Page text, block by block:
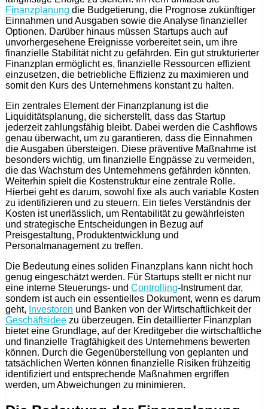
Finanzplanung die Budgetierung, die Prognose zukünftiger
Einnahmen und Ausgaben sowie die Analyse finanzieller
Optionen. Darüber hinaus müssen Startups auch auf
unvorhergesehene Ereignisse vorbereitet sein, um ihre
finanzielle Stabilität nicht zu gefährden. Ein gut strukturierter
Finanzplan ermöglicht es, finanzielle Ressourcen effizient
einzusetzen, die betriebliche Effizienz zu maximieren und
somit den Kurs des Unternehmens konstant zu halten.
Ein zentrales Element der Finanzplanung ist die
Liquiditätsplanung, die sicherstellt, dass das Startup
jederzeit zahlungsfähig bleibt. Dabei werden die Cashflows
genau überwacht, um zu garantieren, dass die Einnahmen
die Ausgaben übersteigen. Diese präventive Maßnahme ist
besonders wichtig, um finanzielle Engpässe zu vermeiden,
die das Wachstum des Unternehmens gefährden könnten.
Weiterhin spielt die Kostenstruktur eine zentrale Rolle.
Hierbei geht es darum, sowohl fixe als auch variable Kosten
zu identifizieren und zu steuern. Ein tiefes Verständnis der
Kosten ist unerlässlich, um Rentabilität zu gewährleisten
und strategische Entscheidungen in Bezug auf
Preisgestaltung, Produktentwicklung und
Personalmanagement zu treffen.
Die Bedeutung eines soliden Finanzplans kann nicht hoch
genug eingeschätzt werden. Für Startups stellt er nicht nur
eine interne Steuerungs- und Controlling-Instrument dar,
sondern ist auch ein essentielles Dokument, wenn es darum
geht, Investoren und Banken von der Wirtschaftlichkeit der
Geschäftsidee zu überzeugen. Ein detaillierter Finanzplan
bietet eine Grundlage, auf der Kreditgeber die wirtschaftliche
und finanzielle Tragfähigkeit des Unternehmens bewerten
können. Durch die Gegenüberstellung von geplanten und
tatsächlichen Werten können finanzielle Risiken frühzeitig
identifiziert und entsprechende Maßnahmen ergriffen
werden, um Abweichungen zu minimieren.